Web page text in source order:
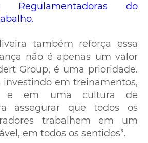
Regulamentadoras do
também reforça essa
não é apenas um valor
Group, é uma prioridade.
investindo em treinamentos,
e em uma cultura de
assegurar que todos os
trabalhem em um
em todos os sentidos”.